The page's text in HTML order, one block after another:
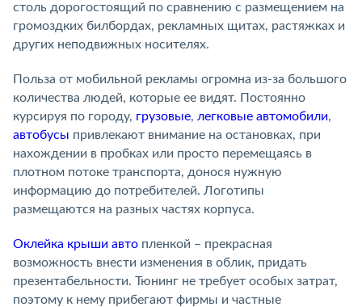
столь дорогостоящий по сравнению с размещением на
громоздких билбордах, рекламных щитах, растяжках и
других неподвижных носителях.
Польза от мобильной рекламы огромна из-за большого
количества людей, которые ее видят. Постоянно
курсируя по городу, грузовые, легковые автомобили,
автобусы привлекают внимание на остановках, при
нахождении в пробках или просто перемещаясь в
плотном потоке транспорта, донося нужную
информацию до потребителей. Логотипы
размещаются на разных частях корпуса.
Оклейка крыши авто пленкой – прекрасная
возможность внести изменения в облик, придать
презентабельности. Тюнинг не требует особых затрат,
поэтому к нему прибегают фирмы и частные